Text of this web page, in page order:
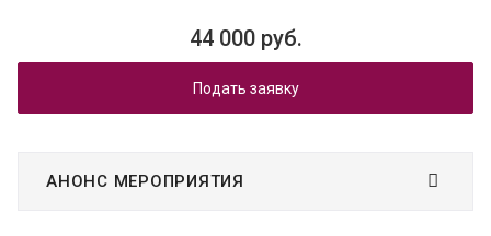
44 000 руб.
Подать заявку
АНОНС МЕРОПРИЯТИЯ